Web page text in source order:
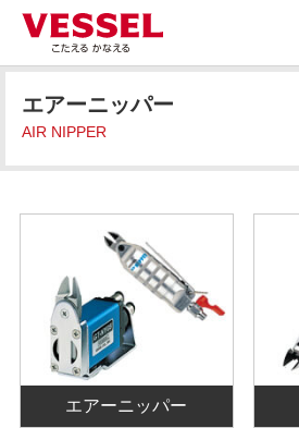
エアーニッパー
AIR NIPPER
エアーニッパー